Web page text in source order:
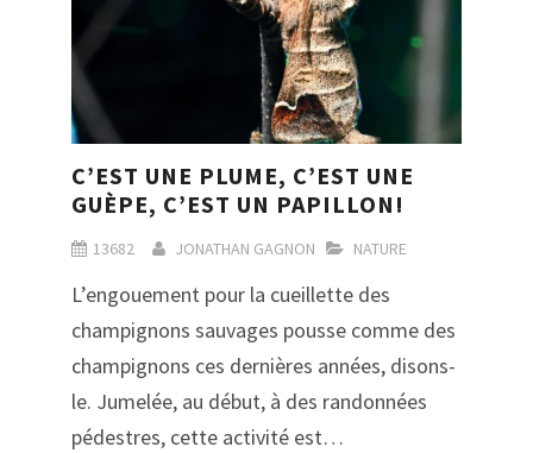
C’EST UNE PLUME, C’EST UNE
GUÈPE, C’EST UN PAPILLON!
13682 JONATHAN GAGNON NATURE
L’engouement pour la cueillette des
champignons sauvages pousse comme des
champignons ces dernières années, disons-
le. Jumelée, au début, à des randonnées
pédestres, cette activité est…